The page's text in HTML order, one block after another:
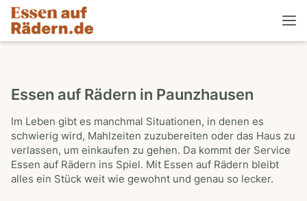
Essen auf Rädern in Paunzhausen
Im Leben gibt es manchmal Situationen, in denen es
schwierig wird, Mahlzeiten zuzubereiten oder das Haus zu
verlassen, um einkaufen zu gehen. Da kommt der Service
Essen auf Rädern ins Spiel. Mit Essen auf Rädern bleibt
alles ein Stück weit wie gewohnt und genau so lecker.